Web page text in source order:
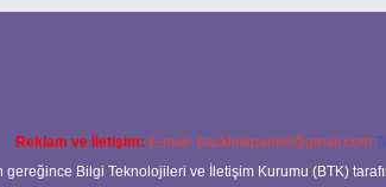
Reklam ve İletişim: E-mail: backlinkpaneli@gmail.com
gereğince Bilgi Teknolojileri ve İletişim Kurumu (BTK)